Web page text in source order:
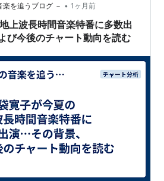
を追うブログ － • 1ヶ月前
上波長時間音楽特番に多数出
び今後のチャート動向を読む